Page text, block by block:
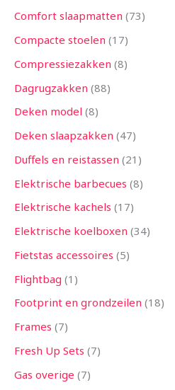
Comfort slaapmatten 73
Compacte stoelen 17
Compressiezakken 8
Dagrugzakken 88
Deken model 8
Deken slaapzakken 47
Duffels en reistassen 21
Elektrische barbecues 8
Elektrische kachels 17
Elektrische koelboxen 34
Fietstas accessoires 5
Flightbag 1
Footprint en grondzeilen 18
Frames 7
Fresh Up Sets 7
Gas overige 7